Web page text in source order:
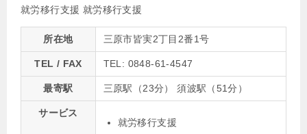
就労移行支援 就労移行支援
所在地 三原市皆実2丁目2番1号
TEL / FAX TEL: 0848-61-4547
最寄駅 三原駅（23分） 須波駅（51分）
サービス
就労移行支援